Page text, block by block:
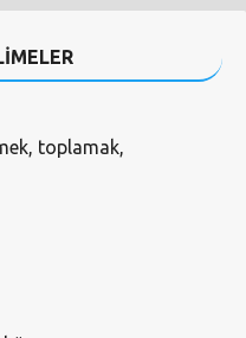
toplamak,